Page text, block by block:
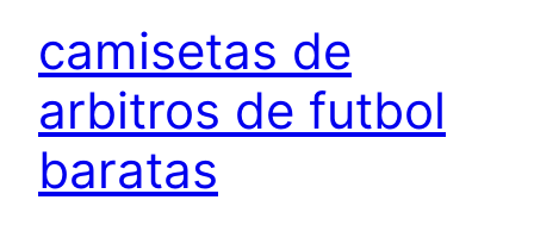
camisetas de
arbitros de futbol
baratas